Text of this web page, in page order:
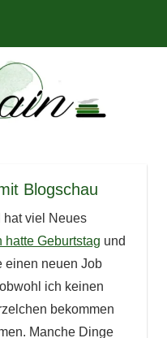
Blogschau
hat viel Neues
hatte Geburtstag und
einen neuen Job
ich keinen
bekommen
Manche Dinge